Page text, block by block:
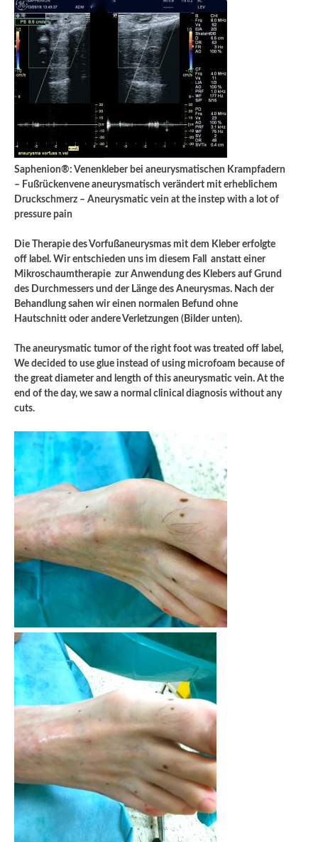
Saphenion®: Venenkleber bei aneurysmatischen Krampfadern
– Fußrückenvene aneurysmatisch verändert mit erheblichem
Druckschmerz – Aneurysmatic vein at the instep with a lot of
pressure pain
Die Therapie des Vorfußaneurysmas mit dem Kleber erfolgte
off label. Wir entschieden uns im diesem Fall anstatt einer
Mikroschaumtherapie zur Anwendung des Klebers auf Grund
des Durchmessers und der Länge des Aneurysmas. Nach der
Behandlung sahen wir einen normalen Befund ohne
Hautschnitt oder andere Verletzungen (Bilder unten).
The aneurysmatic tumor of the right foot was treated off label,
We decided to use glue instead of using microfoam because of
the great diameter and length of this aneurysmatic vein. At the
end of the day, we saw a normal clinical diagnosis without any
cuts.